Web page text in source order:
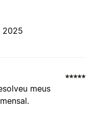
2025
meus